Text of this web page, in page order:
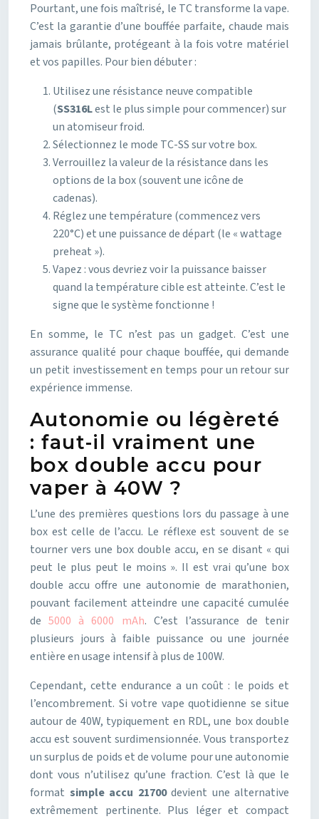
Pourtant, une fois maîtrisé, le TC transforme la vape.
C’est la garantie d’une bouffée parfaite, chaude mais
jamais brûlante, protégeant à la fois votre matériel
et vos papilles. Pour bien débuter :
Utilisez une résistance neuve compatible
(SS316Lest le plus simple pour commencer) sur
un atomiseur froid.
Sélectionnez le mode TC-SS sur votre box.
Verrouillez la valeur de la résistance dans les
options de la box (souvent une icône de
cadenas).
Réglez une température (commencez vers
220°C) et une puissance de départ (le « wattage
preheat »).
Vapez : vous devriez voir la puissance baisser
quand la température cible est atteinte. C’est le
signe que le système fonctionne !
En somme, le TC n’est pas un gadget. C’est une
assurance qualité pour chaque bouffée, qui demande
un petit investissement en temps pour un retour sur
expérience immense.
Autonomie ou légèreté
: faut-il vraiment une
box double accu pour
vaper à 40W ?
L’une des premières questions lors du passage à une
box est celle de l’accu. Le réflexe est souvent de se
tourner vers une box double accu, en se disant « qui
peut le plus peut le moins ». Il est vrai qu’une box
double accu offre une autonomie de marathonien,
pouvant facilement atteindre une capacité cumulée
de5000 à 6000 mAh. C’est l’assurance de tenir
plusieurs jours à faible puissance ou une journée
entière en usage intensif à plus de 100W.
Cependant, cette endurance a un coût : le poids et
l’encombrement. Si votre vape quotidienne se situe
autour de 40W, typiquement en RDL, une box double
accu est souvent surdimensionnée. Vous transportez
un surplus de poids et de volume pour une autonomie
dont vous n’utilisez qu’une fraction. C’est là que le
format simple accu 21700devient une alternative
extrêmement pertinente. Plus léger et compact